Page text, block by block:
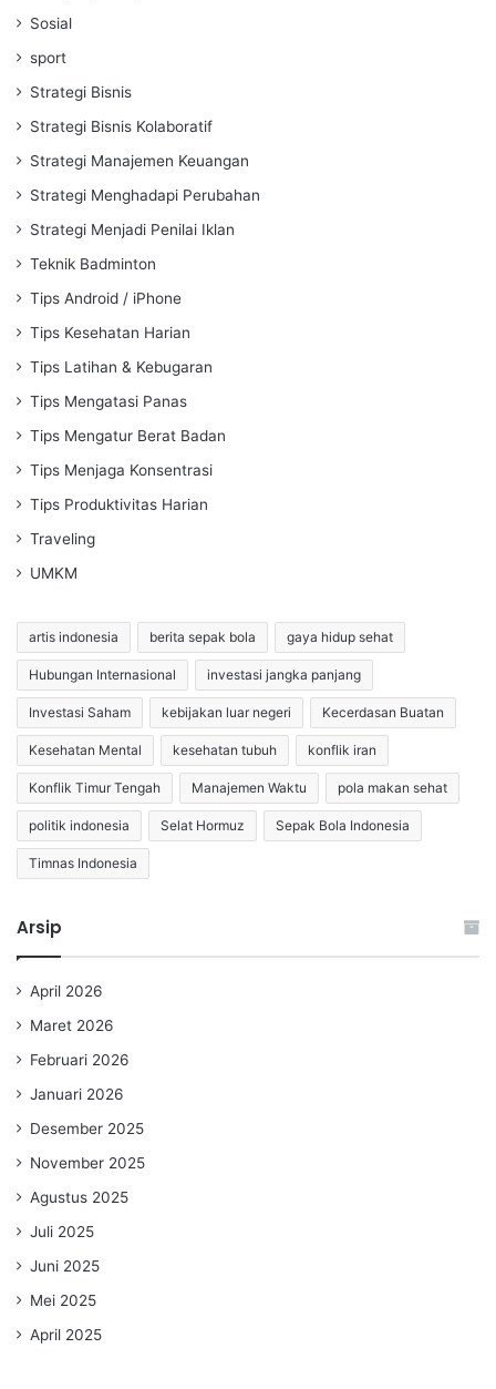
Sosial
sport
Strategi Bisnis
Strategi Bisnis Kolaboratif
Strategi Manajemen Keuangan
Strategi Menghadapi Perubahan
Strategi Menjadi Penilai Iklan
Teknik Badminton
Tips Android / iPhone
Tips Kesehatan Harian
Tips Latihan & Kebugaran
Tips Mengatasi Panas
Tips Mengatur Berat Badan
Tips Menjaga Konsentrasi
Tips Produktivitas Harian
Traveling
UMKM
artis indonesia berita sepak bola gaya hidup sehat
Hubungan Internasional investasi jangka panjang
Investasi Saham kebijakan luar negeri Kecerdasan Buatan
Kesehatan Mental kesehatan tubuh konflik iran
Konflik Timur Tengah Manajemen Waktu pola makan sehat
politik indonesia Selat Hormuz Sepak Bola Indonesia
Timnas Indonesia
Arsip
April 2026
Maret 2026
Februari 2026
Januari 2026
Desember 2025
November 2025
Agustus 2025
Juli 2025
Juni 2025
Mei 2025
April 2025